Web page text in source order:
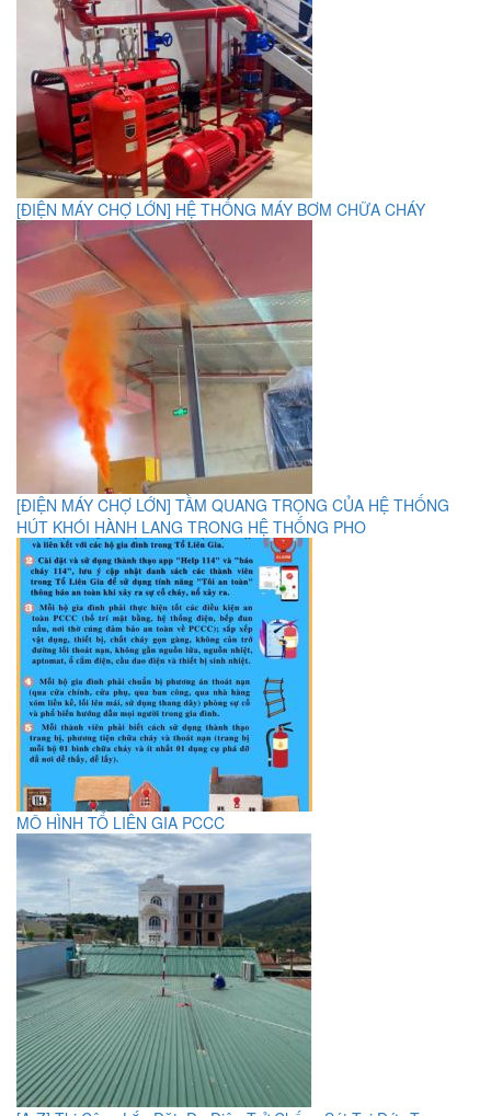
[ĐIỆN MÁY CHỢ LỚN] HỆ THỐNG MÁY BƠM CHỮA CHÁY
[ĐIỆN MÁY CHỢ LỚN] TẦM QUANG TRỌNG CỦA HỆ THỐNG
HÚT KHÓI HÀNH LANG TRONG HỆ THỐNG PHO
MÔ HÌNH TỔ LIÊN GIA PCCC